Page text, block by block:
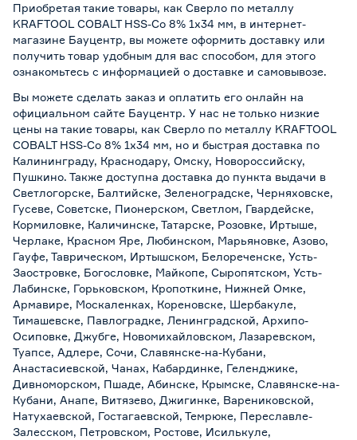
Приобретая такие товары, как Сверло по металлу
KRAFTOOL COBALT HSS-Co 8% 1х34 мм, в интернет-
магазине Бауцентр, вы можете оформить доставку или
получить товар удобным для вас способом, для этого
ознакомьтесь с информацией о доставке и самовывозе.
Вы можете сделать заказ и оплатить его онлайн на
официальном сайте Бауцентр. У нас не только низкие
цены на такие товары, как Сверло по металлу KRAFTOOL
COBALT HSS-Co 8% 1х34 мм, но и быстрая доставка по
Калининграду, Краснодару, Омску, Новороссийску,
Пушкино. Также доступна доставка до пункта выдачи в
Светлогорске, Балтийске, Зеленоградске, Черняховске,
Гусеве, Советске, Пионерском, Светлом, Гвардейске,
Кормиловке, Каличинске, Татарске, Розовке, Иртыше,
Черлаке, Красном Яре, Любинском, Марьяновке, Азово,
Гауфе, Таврическом, Иртышском, Белореченске, Усть-
Заостровке, Богословке, Майкопе, Сыропятском, Усть-
Лабинске, Горьковском, Кропоткине, Нижней Омке,
Армавире, Москаленках, Кореновске, Шербакуле,
Тимашевске, Павлоградке, Ленинградской, Архипо-
Осиповке, Джубге, Новомихайловском, Лазаревском,
Туапсе, Адлере, Сочи, Славянске-на-Кубани,
Анастасиевской, Чанах, Кабардинке, Геленджике,
Дивноморском, Пшаде, Абинске, Крымске, Славянске-на-
Кубани, Анапе, Витязево, Джигинке, Варениковской,
Натухаевской, Гостагаевской, Темрюке, Переславле-
Залесском, Петровском, Ростове, Исилькуле,